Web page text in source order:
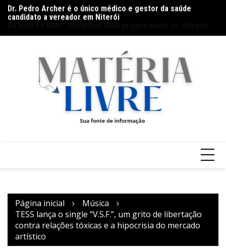
para
conteúdo
candidato a vereador em Niterói
De olho no líder: Jhonathan Silva projeta duelo do Athletic
contra o Criciúma
Página inicial
Música
TESS lança o single “V.S.F.”, um grito de libertação
contra relações tóxicas e a hipocrisia do mercado
artístico